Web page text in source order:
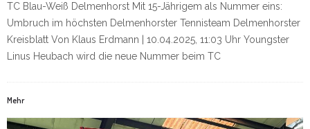
TC Blau-Weiß Delmenhorst Mit 15-Jährigem als Nummer eins:
Umbruch im höchsten Delmenhorster Tennisteam Delmenhorster
Kreisblatt Von Klaus Erdmann | 10.04.2025, 11:03 Uhr Youngster
Linus Heubach wird die neue Nummer beim TC
Mehr